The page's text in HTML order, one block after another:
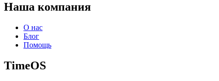
Наша компания
О нас
Блог
Помощь
TimeOS